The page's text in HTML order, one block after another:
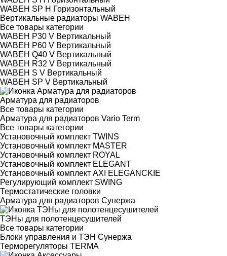
WABEH SP H Горизонтальный
Вертикальные радиаторы WABEH
Все товары категории
WABEH P30 V Вертикальный
WABEH P60 V Вертикальный
WABEH Q40 V Вертикальный
WABEH R32 V Вертикальный
WABEH S V Вертикальный
WABEH SP V Вертикальный
Арматура для радиаторов
Все товары категории
Арматура для радиаторов Vario Term
Все товары категории
Установочный комплект TWINS
Установочный комплект MASTER
Установочный комплект ROYAL
Установочный комплект ELEGANT
Установочный комплект AXI ELEGANCKIE
Регулирующий комплект SWING
Термостатические головки
Арматура для радиаторов Сунержа
ТЭНы для полотенцесушителей
Все товары категории
Блоки управления и ТЭН Сунержа
Терморегуляторы TERMA